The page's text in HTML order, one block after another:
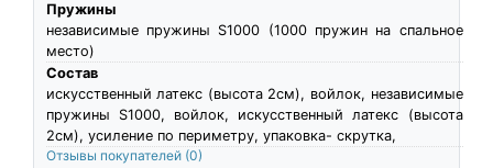
Пружины
независимые пружины S1000 (1000 пружин на спальное
место)
Состав
искусственный латекс (высота 2см), войлок, независимые
пружины S1000, войлок, искусственный латекс (высота
2см), усиление по периметру, упаковка- скрутка,
Отзывы покупателей (0)